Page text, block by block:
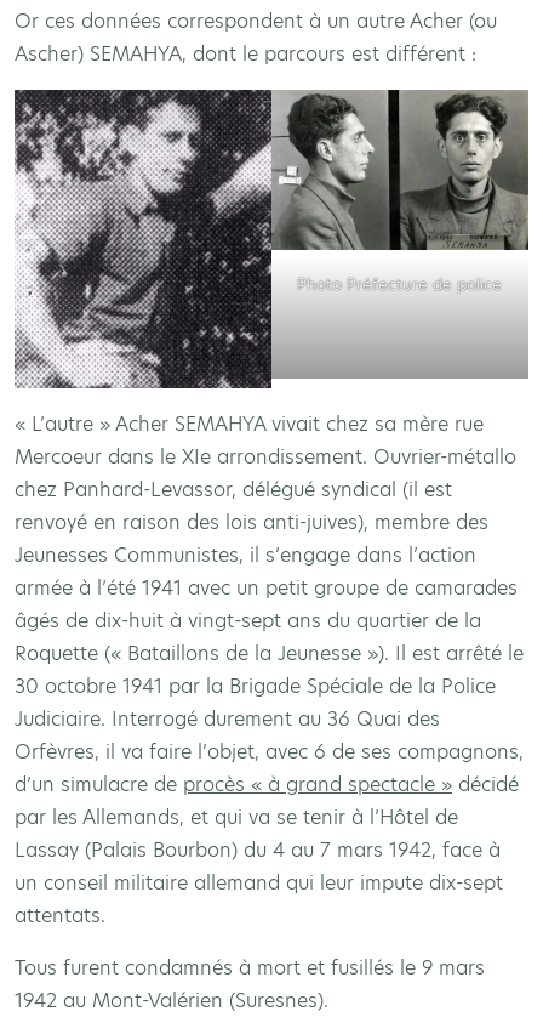
Or ces données correspondent à un autre Acher (ou
Ascher) SEMAHYA, dont le parcours est différent :
Photo Préfecture de police
« L’autre » Acher SEMAHYA vivait chez sa mère rue
Mercoeur dans le XIe arrondissement. Ouvrier-métallo
chez Panhard-Levassor, délégué syndical (il est
renvoyé en raison des lois anti-juives), membre des
Jeunesses Communistes, il s’engage dans l’action
armée à l’été 1941 avec un petit groupe de camarades
âgés de dix-huit à vingt-sept ans du quartier de la
Roquette (« Bataillons de la Jeunesse »). Il est arrêté le
30 octobre 1941 par la Brigade Spéciale de la Police
Judiciaire. Interrogé durement au 36 Quai des
Orfèvres, il va faire l’objet, avec 6 de ses compagnons,
d’un simulacre de procès « à grand spectacle » décidé
par les Allemands, et qui va se tenir à l’Hôtel de
Lassay (Palais Bourbon) du 4 au 7 mars 1942, face à
un conseil militaire allemand qui leur impute dix-sept
attentats.
Tous furent condamnés à mort et fusillés le 9 mars
1942 au Mont-Valérien (Suresnes).